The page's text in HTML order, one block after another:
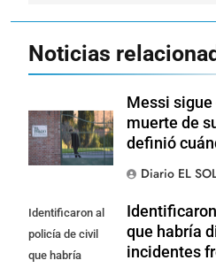
Noticias
Messi sigue
muerte de
definió
Diario EL
Identificaron al
policía de civil
que habría
que habría
incidentes